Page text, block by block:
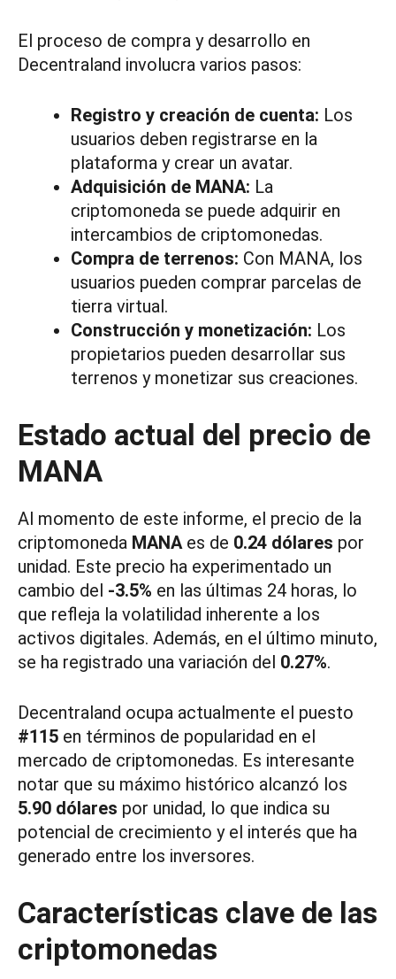
El proceso de compra y desarrollo en
Decentraland involucra varios pasos:
Registro y creación de cuenta: Los
usuarios deben registrarse en la
plataforma y crear un avatar.
Adquisición de MANA: La
criptomoneda se puede adquirir en
intercambios de criptomonedas.
Compra de terrenos: Con MANA, los
usuarios pueden comprar parcelas de
tierra virtual.
Construcción y monetización: Los
propietarios pueden desarrollar sus
terrenos y monetizar sus creaciones.
Estado actual del precio de
MANA
Al momento de este informe, el precio de la
criptomoneda MANAes de 0.24 dólares por
unidad. Este precio ha experimentado un
cambio del -3.5% en las últimas 24 horas, lo
que refleja la volatilidad inherente a los
activos digitales. Además, en el último minuto,
se ha registrado una variación del 0.27%.
Decentraland ocupa actualmente el puesto
#115 en términos de popularidad en el
mercado de criptomonedas. Es interesante
notar que su máximo histórico alcanzó los
5.90 dólares por unidad, lo que indica su
potencial de crecimiento y el interés que ha
generado entre los inversores.
Características clave de las
criptomonedas